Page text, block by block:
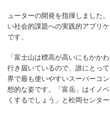
ューターの開発を指揮しました
い社会的課題への実践的アプリ
です。
「富士山は標高が高いにもかか
行き届いているので、誰にとっ
界で最も使いやすいスーパーコ
想的な姿です。「富岳」はイノ
くするでしょう」と松岡センター